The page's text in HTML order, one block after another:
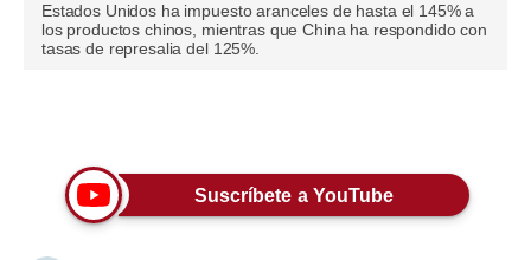
Blogs
Viajes
Moda
Estados Unidos ha impuesto aranceles de hasta el 145% a
los productos chinos, mientras que China ha respondido con
tasas de represalia del 125%.
Suscríbete a YouTube